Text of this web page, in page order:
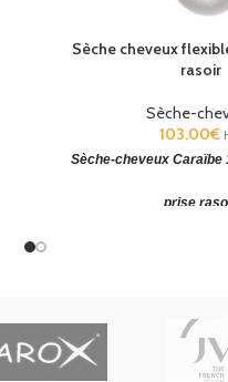
Sèche cheveux
rasoir
Sèche-
103.00€
Sèche-cheveux Caraïbe
prise